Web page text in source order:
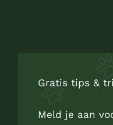
Gratis tips &
Meld je aan